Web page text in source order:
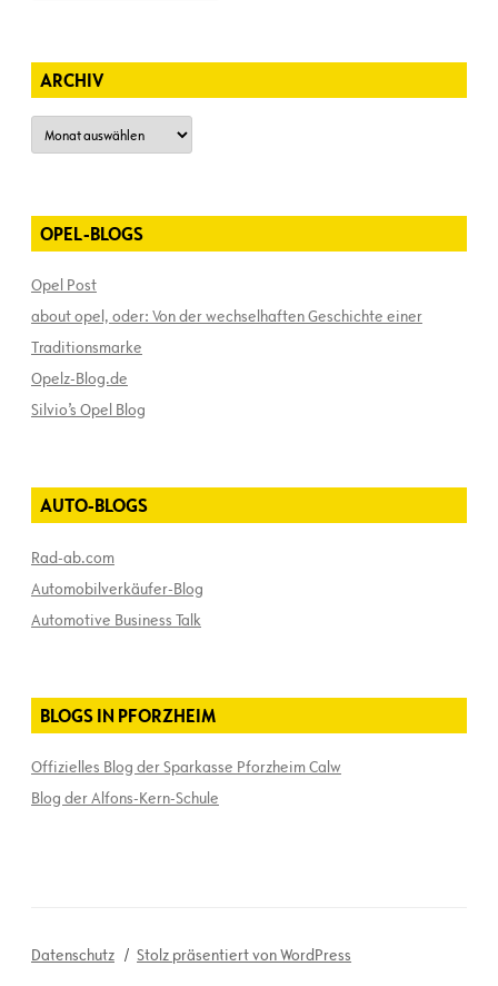
ARCHIV
Archiv
OPEL-BLOGS
Opel Post
about opel, oder: Von der wechselhaften Geschichte einer
Traditionsmarke
Opelz-Blog.de
Silvio’s Opel Blog
AUTO-BLOGS
Rad-ab.com
Automobilverkäufer-Blog
Automotive Business Talk
BLOGS IN PFORZHEIM
Offizielles Blog der Sparkasse Pforzheim Calw
Blog der Alfons-Kern-Schule
Datenschutz Stolz präsentiert von WordPress